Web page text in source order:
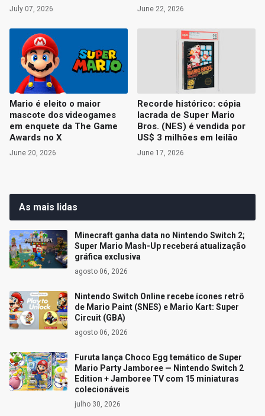
July 07, 2026 June 22, 2026
Mario é eleito o maior
mascote dos videogames
em enquete da The Game
Awards no X
June 20, 2026
Recorde histórico: cópia
lacrada de Super Mario
Bros. (NES) é vendida por
US$ 3 milhões em leilão
June 17, 2026
As mais lidas
Minecraft ganha data no Nintendo Switch 2;
Super Mario Mash-Up receberá atualização
gráfica exclusiva
agosto 06, 2026
Nintendo Switch Online recebe ícones retrô
de Mario Paint (SNES) e Mario Kart: Super
Circuit (GBA)
agosto 06, 2026
Furuta lança Choco Egg temático de Super
Mario Party Jamboree — Nintendo Switch 2
Edition + Jamboree TV com 15 miniaturas
colecionáveis
julho 30, 2026